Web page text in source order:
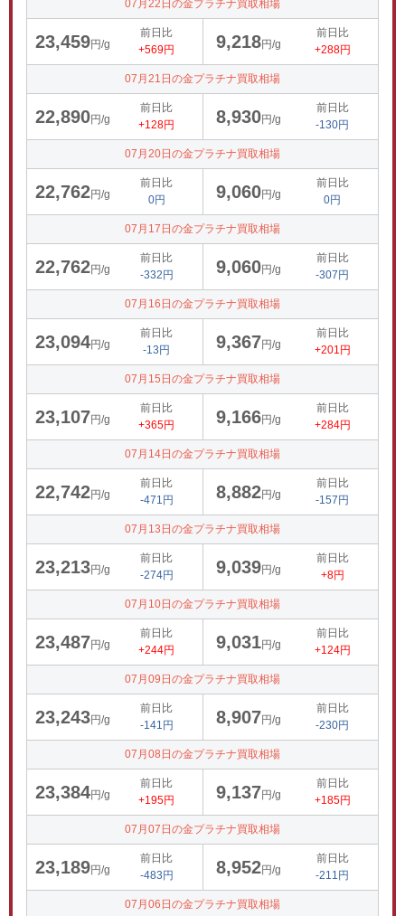
07月22日の金プラチナ買取相場
23,459円/g
前日比
+569円
9,218円/g
前日比
+288円
07月21日の金プラチナ買取相場
22,890円/g
前日比
+128円
8,930円/g
前日比
-130円
07月20日の金プラチナ買取相場
22,762円/g
前日比
0円
9,060円/g
前日比
0円
07月17日の金プラチナ買取相場
22,762円/g
前日比
-332円
9,060円/g
前日比
-307円
07月16日の金プラチナ買取相場
23,094円/g
前日比
-13円
9,367円/g
前日比
+201円
07月15日の金プラチナ買取相場
23,107円/g
前日比
+365円
9,166円/g
前日比
+284円
07月14日の金プラチナ買取相場
22,742円/g
前日比
-471円
8,882円/g
前日比
-157円
07月13日の金プラチナ買取相場
23,213円/g
前日比
-274円
9,039円/g
前日比
+8円
07月10日の金プラチナ買取相場
23,487円/g
前日比
+244円
9,031円/g
前日比
+124円
07月09日の金プラチナ買取相場
23,243円/g
前日比
-141円
8,907円/g
前日比
-230円
07月08日の金プラチナ買取相場
23,384円/g
前日比
+195円
9,137円/g
前日比
+185円
07月07日の金プラチナ買取相場
23,189円/g
前日比
-483円
8,952円/g
前日比
-211円
07月06日の金プラチナ買取相場